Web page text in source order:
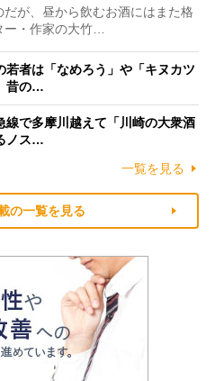
が、昼から飲むお酒にはまた格
・作家の大竹…
若者は「なめろう」や「キヌカツ
昔の…
線で多摩川越えて「川崎の大衆酒
ノス…
一覧を見る
の一覧を見る